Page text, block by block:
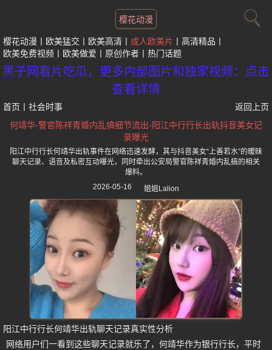
樱花动漫
樱花动漫 欧美猛交 欧美高清 成人欧美片
高清精品
欧美免费视频
欧美做爱 原创作者 热门话题
黑子网看片吃瓜，更多内部图片和独家视频：点击
查看详情
首页 社会时事
返回上页
何靖华-警官陈祥青婚内乱搞细节流出-阳江中行行长出轨抖音美女记
录曝光
阳江中行行长何靖华出轨事件在网络迅速发酵，其与抖音美女“上善若水”的暧昧
聊天记录、语音及私密互动曝光，同时牵出公安局警官陈祥青婚内乱搞的相关
爆料。
2026-05-16
姐姐Lalion
阳江中行行长何靖华出轨聊天记录真实性分析
网络用户们一看到这些聊天记录就乐了，何靖华作为银行行长，平时